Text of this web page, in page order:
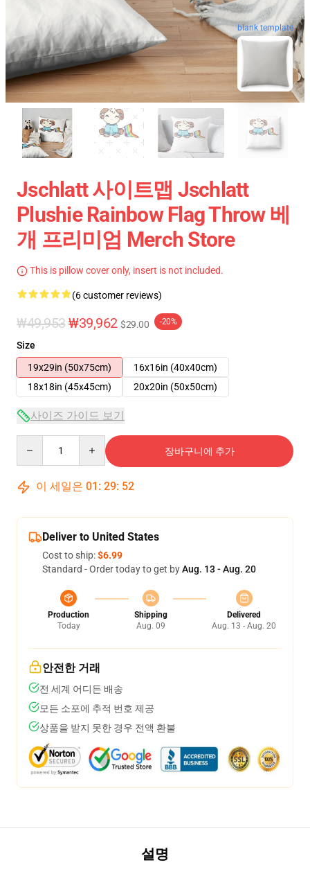
blank template
Jschlatt 사이트맵 Jschlatt
Plushie Rainbow Flag Throw 베
개 프리미엄 Merch Store
This is pillow cover only, insert is not included.
(6 customer reviews)
₩49,953 ₩39,962 $29.00 -20%
Size
19x29in (50x75cm)
16x16in (40x40cm)
18x18in (45x45cm)
20x20in (50x50cm)
사이즈 가이드 보기
장바구니에 추가
이 세일은 01 : 29: 52
Deliver to United States
Cost to ship:$6.99
Standard - Order today to get byAug. 13 - Aug. 20
Production
Today
Shipping
Aug. 09
Delivered
Aug. 13 - Aug. 20
안전한 거래
전 세계 어디든 배송
모든 소포에 추적 번호 제공
상품을 받지 못한 경우 전액 환불
설명